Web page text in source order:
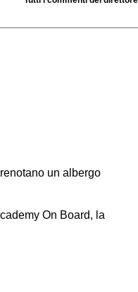
un albergo
On Board, la